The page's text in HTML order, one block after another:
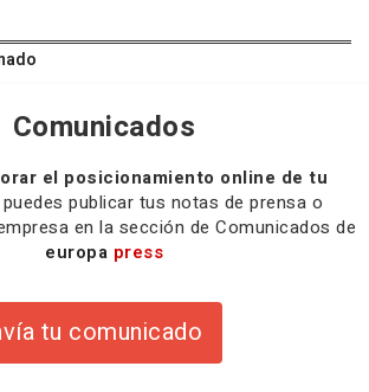
Comunicados
el posicionamiento online de tu
publicar tus notas de prensa o
en la sección de Comunicados de
europa press
tu comunicado